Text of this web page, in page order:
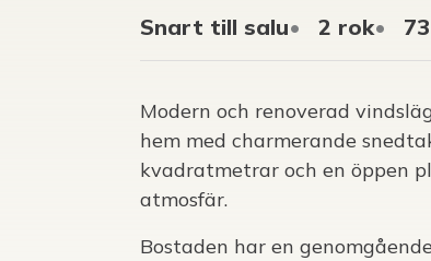
Snart till salu 2 rok
Modern och renoverad
hem med charmerande
kvadratmetrar och en öppen
atmosfär.
Bostaden har en